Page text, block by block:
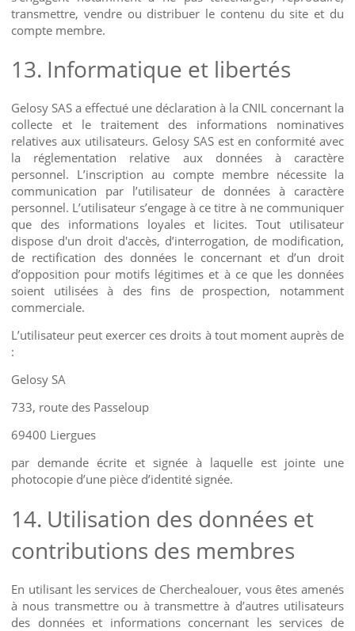
transmettre, vendre ou distribuer le contenu du site et du
compte membre.
13. Informatique et libertés
Gelosy SAS a effectué une déclaration à la CNIL concernant la
collecte et le traitement des informations nominatives
relatives aux utilisateurs. Gelosy SAS est en conformité avec
la réglementation relative aux données à caractère
personnel. L’inscription au compte membre nécessite la
communication par l’utilisateur de données à caractère
personnel. L’utilisateur s’engage à ce titre à ne communiquer
que des informations loyales et licites. Tout utilisateur
dispose d'un droit d'accès, d’interrogation, de modification,
de rectification des données le concernant et d’un droit
d’opposition pour motifs légitimes et à ce que les données
soient utilisées à des fins de prospection, notamment
commerciale.
L’utilisateur peut exercer ces droits à tout moment auprès de
:
Gelosy SA
733, route des Passeloup
69400 Liergues
par demande écrite et signée à laquelle est jointe une
photocopie d’une pièce d’identité signée.
14. Utilisation des données et
contributions des membres
En utilisant les services de Cherchealouer, vous êtes amenés
à nous transmettre ou à transmettre à d’autres utilisateurs
des données et informations concernant les services de